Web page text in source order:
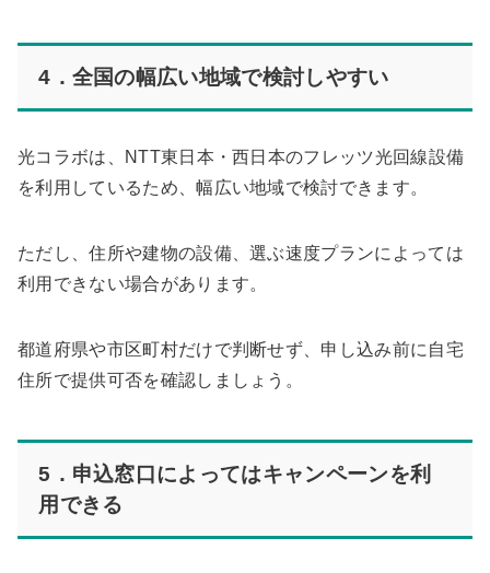
4．全国の幅広い地域で検討しやすい
光コラボは、NTT東日本・西日本のフレッツ光回線設備
を利用しているため、幅広い地域で検討できます。
ただし、住所や建物の設備、選ぶ速度プランによっては
利用できない場合があります。
都道府県や市区町村だけで判断せず、申し込み前に自宅
住所で提供可否を確認しましょう。
5．申込窓口によってはキャンペーンを利
用できる